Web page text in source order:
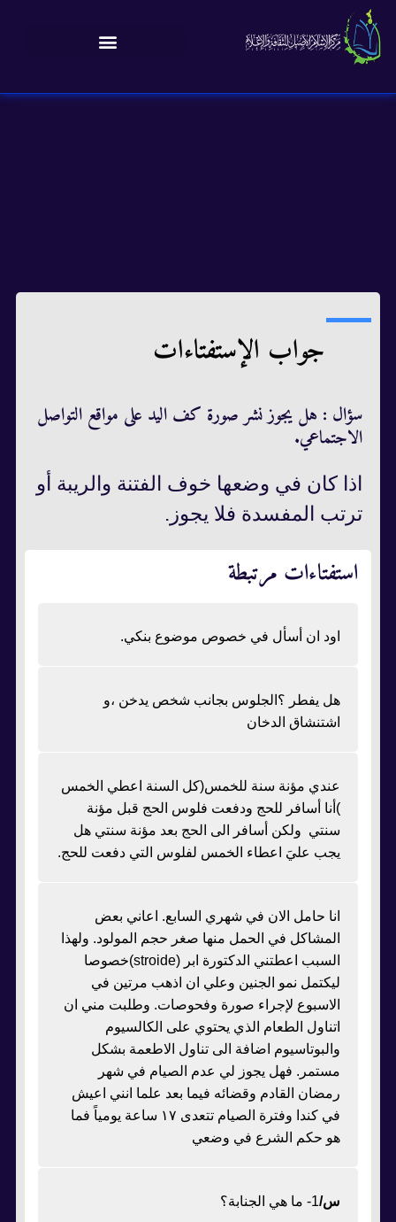
جواب الإستفتاءات
سؤال : هل يجوز نشر صورة كف اليد على مواقع التواصل
الاجتماعي.
اذا كان في وضعها خوف الفتنة والريبة أو
ترتب المفسدة فلا يجوز.
استفتاءات مرتبطة
اود ان أسأل في خصوص موضوع بنكي.
هل يفطر ؟الجلوس بجانب شخص يدخن ،و
اشتنشاق الدخان
عندي مؤنة سنة للخمس(كل السنة اعطي الخمس
)أنا أسافر للحج ودفعت فلوس الحج قبل مؤنة
سنتي ولكن أسافر الى الحج بعد مؤنة سنتي هل
يجب عليَ اعطاء الخمس لفلوس التي دفعت للحج.
انا حامل الان في شهري السابع. اعاني بعض
المشاكل في الحمل منها صغر حجم المولود. ولهذا
السبب اعطتني الدكتورة ابر (stroide)خصوصا
ليكتمل نمو الجنين وعلي ان اذهب مرتين في
الاسبوع لإجراء صورة وفحوصات. وطلبت مني ان
اتناول الطعام الذي يحتوي على الكالسيوم
والبوتاسيوم اضافة الى تناول الاطعمة بشكل
مستمر. فهل يجوز لي عدم الصيام في شهر
رمضان القادم وقضائه فيما بعد علما انني اعيش
في كندا وفترة الصيام تتعدى ١٧ ساعة يومياً فما
هو حكم الشرع في وضعي
س/1- ما هي الجنابة؟